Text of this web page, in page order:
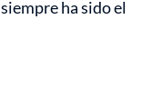
ha sido el